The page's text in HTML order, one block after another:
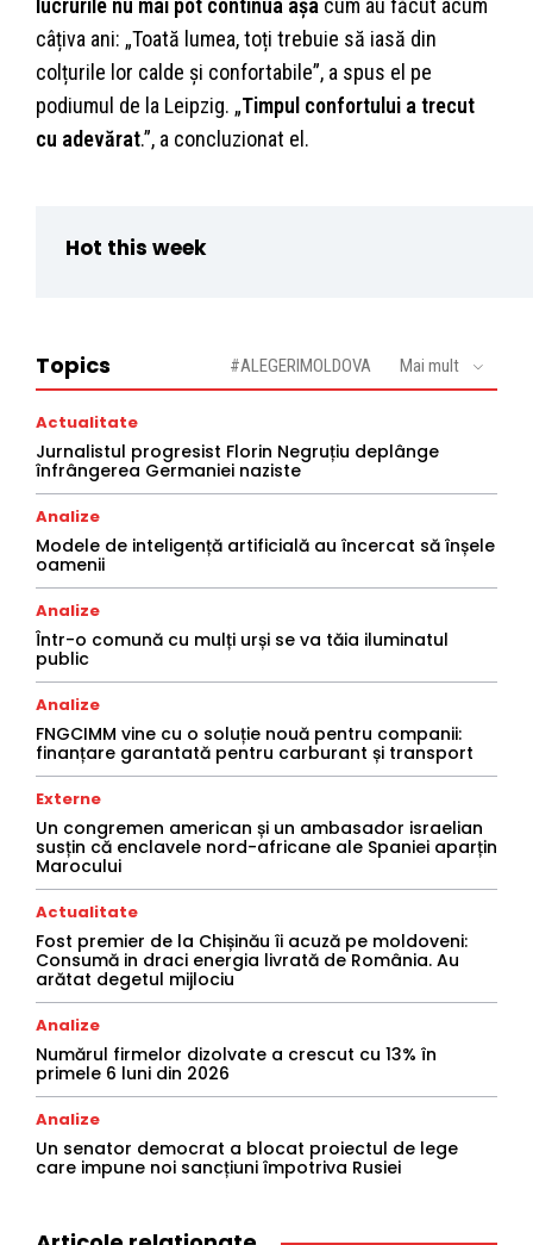
câțiva ani: „Toată lumea, toți trebuie să iasă din
colțurile lor calde și confortabile”, a spus el pe
podiumul de la Leipzig. „Timpul confortului a trecut
cu adevărat.”, a concluzionat el.
Hot this week
Topics #ALEGERIMOLDOVA Mai mult
Actualitate
Jurnalistul progresist Florin Negruțiu deplânge
înfrângerea Germaniei naziste
Analize
Modele de inteligență artificială au încercat să înșele
oamenii
Analize
Într-o comună cu mulți urși se va tăia iluminatul
public
Analize
FNGCIMM vine cu o soluție nouă pentru companii:
finanțare garantată pentru carburant și transport
Externe
Un congremen american și un ambasador israelian
susțin că enclavele nord-africane ale Spaniei aparțin
Marocului
Actualitate
Fost premier de la Chișinău îi acuză pe moldoveni:
Consumă in draci energia livrată de România. Au
arătat degetul mijlociu
Analize
Numărul firmelor dizolvate a crescut cu 13% în
primele 6 luni din 2026
Analize
Un senator democrat a blocat proiectul de lege
care impune noi sancțiuni împotriva Rusiei